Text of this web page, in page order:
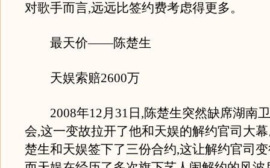
对歌手而言,远远比签约费考虑得更多。
最天价——陈楚生
天娱索赔2600万
2008年12月31日,陈楚生突然缺席湖南
会,这一变故拉开了他和天娱的解约官司大
楚生和天娱签下了三份合约,这让解约官司